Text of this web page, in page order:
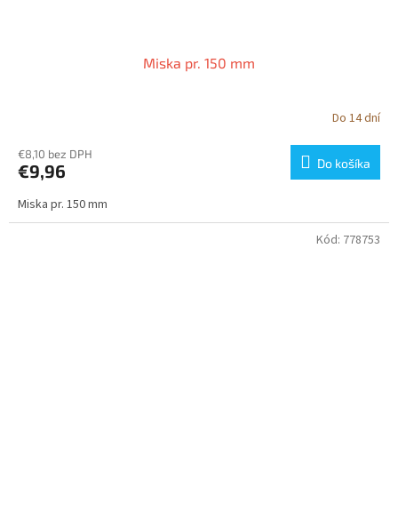
Miska pr. 150 mm
Do 14 dní
€8,10 bez DPH
€9,96 Do košíka
Miska pr. 150 mm
Kód: 778753